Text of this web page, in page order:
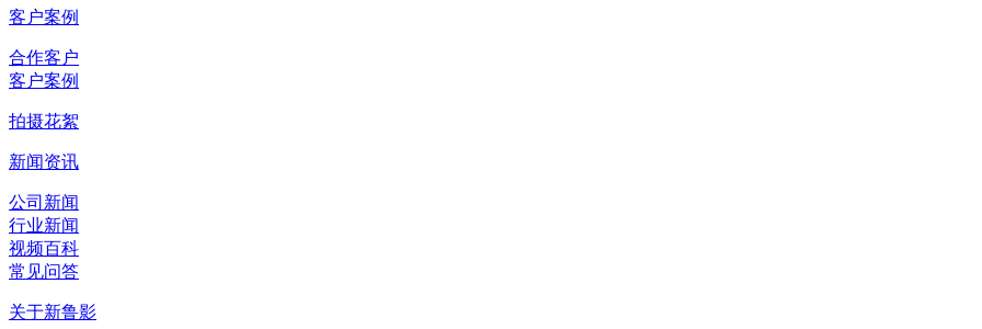
客户案例
合作客户
客户案例
拍摄花絮
新闻资讯
公司新闻
行业新闻
视频百科
常见问答
关于新鲁影